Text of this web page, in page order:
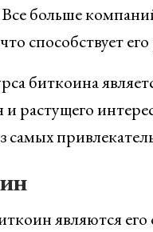
больше
способствует
биткоина
растущего
являются